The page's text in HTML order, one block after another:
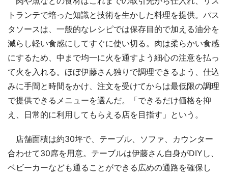
トランテで培った知識と技術を生かした料理を提供。パス
タソースは、一般的なレシピでは保存目的で加える油分を
減らし軽い食感にしてすぐに使い切る。肉は柔らかい食感
にするため、中まで均一に火を通すよう細心の注意を払っ
て火を入れる。ほぼ伊藤さん独りで調理できるよう、仕込
みに手間と時間をかけ、注文を受けてからは最低限の調理
で提供できるメニューを選んだ。「できるだけ価格を抑
え、日常的に利用してもらえる店を目指す」という。
店舗面積は約30坪で、テーブル、ソファ、カウンター
合わせて30席を用意。テーブルは伊藤さん自身がDIYし、
ベビーカーなども通ることができる広めの通路を確保し